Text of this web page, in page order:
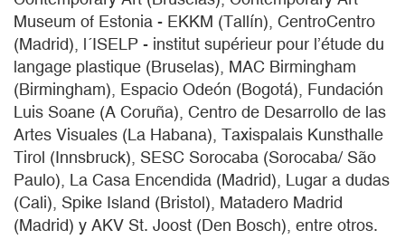
Museum of Estonia - EKKM (Tallín), CentroCentro
(Madrid), l´ISELP - institut supérieur pour l’étude du
langage plastique (Bruselas), MAC Birmingham
(Birmingham), Espacio Odeón (Bogotá), Fundación
Luis Soane (A Coruña), Centro de Desarrollo de las
Artes Visuales (La Habana), Taxispalais Kunsthalle
Tirol (Innsbruck), SESC Sorocaba (Sorocaba/ São
Paulo), La Casa Encendida (Madrid), Lugar a dudas
(Cali), Spike Island (Bristol), Matadero Madrid
(Madrid) y AKV St. Joost (Den Bosch), entre otros.